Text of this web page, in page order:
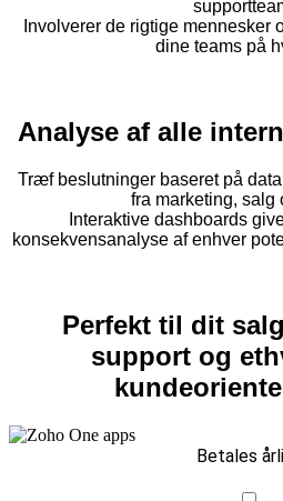
Involverer de rigtige mennesker
dine teams på
Analyse af alle
Træf beslutninger baseret på
fra marketing, salg
Interaktive dashboards
konsekvensanalyse af enhver
Perfekt til dit
support og
Betales